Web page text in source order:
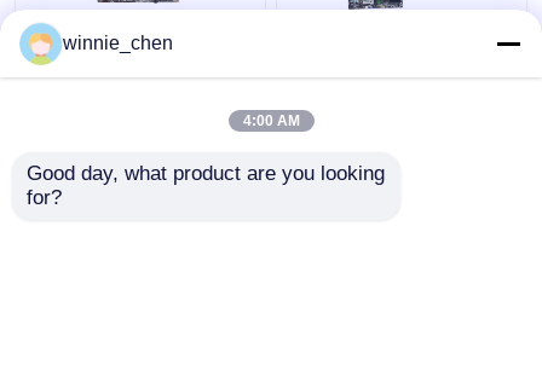
LGA 1151 Socket DDR4
Intel PC Płyta główna
Najlepsza cena
główna H61 Socket
1155 Intel H61 płyta
główna DDR4 DDR3
Najlepsza cena
winnie_chen
4:00 AM
Good day, what product are you looking
for?